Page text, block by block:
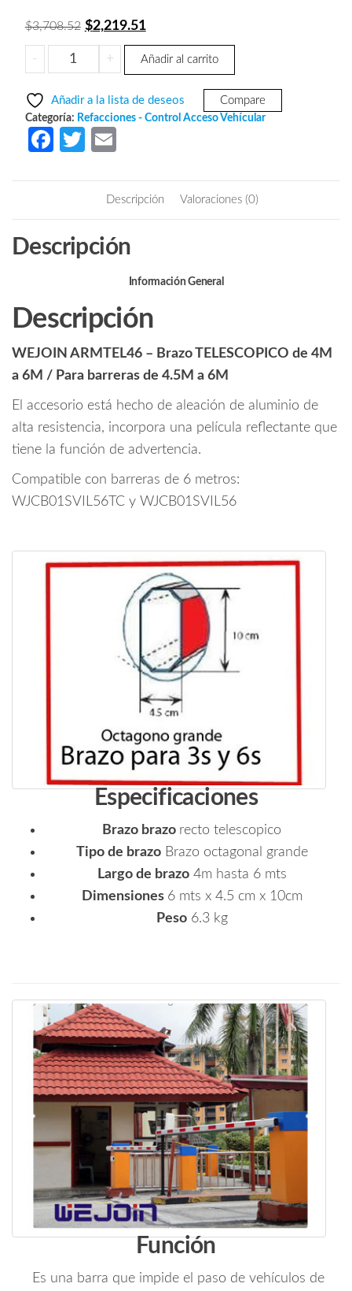
$3,708.52 El
precio
original
$3,708.52.
$2,219.51El
precio
$2,219.51.
-
WEJOIN
WJTBM6
Brazo
Telescópico
Octagonal
metros
/
con
Barreras
de
6
metros
y
+ Añadir al carrito
Añadir a la lista de deseos Compare
Categoría: Refacciones - Control Acceso Vehícular
Fa
o
T
itt
ail
Descripción Valoraciones (0)
Descripción
Información General
Descripción
WEJOIN ARMTEL46 – Brazo TELESCOPICO de 4M
a 6M / Para barreras de 4.5M a 6M
El accesorio está hecho de aleación de aluminio de
alta resistencia, incorpora una película reflectante que
tiene la función de advertencia.
Compatible con barreras de 6 metros:
WJCB01SVIL56TC y WJCB01SVIL56
Especificaciones
Brazo brazo recto telescopico
Tipo de brazoBrazo octagonal grande
Largo de brazo4m hasta 6 mts
Dimensiones 6 mts x 4.5 cm x 10cm
Peso6.3 kg
Función
Es una barra que impide el paso de vehículos de